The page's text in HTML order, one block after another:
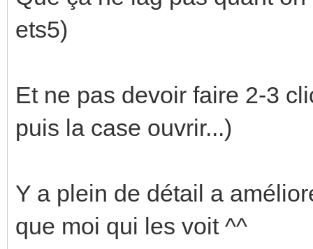
ets5)
Et ne pas devoir faire 2-3
puis la case ouvrir...)
Y a plein de détail a
que moi qui les voit ^^